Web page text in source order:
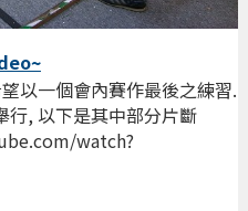
以一個會內賽作最後之練習.
行, 以下是其中部分片斷
watch?